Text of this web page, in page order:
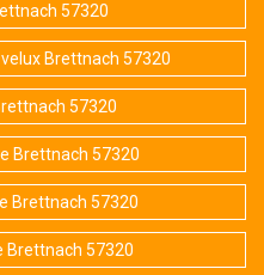
57320
Brettnach 57320
57320
Brettnach 57320
Brettnach 57320
Brettnach 57320